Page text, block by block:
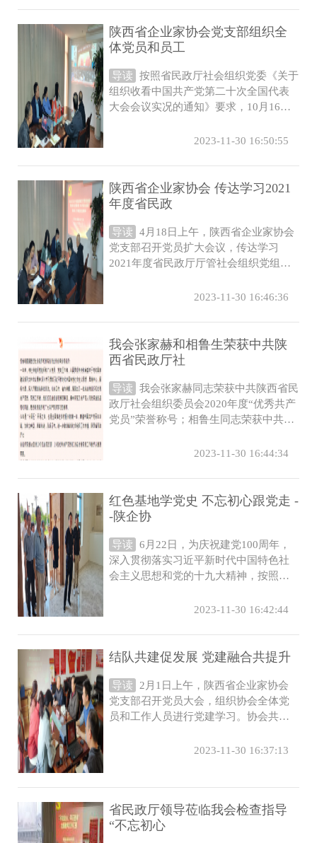
陕西省企业家协会党支部组织全
体党员和员工
导读
按照省民政厅社会组织党委《关于
组织收看中国共产党第二十次全国代表
大会会议实况的通知》要求，10月16日
2023-11-30 16:50:55
陕西省企业家协会 传达学习2021
年度省民政
导读
4月18日上午，陕西省企业家协会
党支部召开党员扩大会议，传达学习
2021年度省民政厅厅管社会组织党组织
2023-11-30 16:46:36
我会张家赫和相鲁生荣获中共陕
西省民政厅社
导读
我会张家赫同志荣获中共陕西省民
政厅社会组织委员会2020年度“优秀共产
党员”荣誉称号；相鲁生同志荣获中共陕
2023-11-30 16:44:34
红色基地学党史 不忘初心跟党走 -
-陕企协
导读
6月22日，为庆祝建党100周年，
深入贯彻落实习近平新时代中国特色社
会主义思想和党的十九大精神，按照省
2023-11-30 16:42:44
结队共建促发展 党建融合共提升
导读
2月1日上午，陕西省企业家协会
党支部召开党员大会，组织协会全体党
员和工作人员进行党建学习。协会共建
2023-11-30 16:37:13
省民政厅领导莅临我会检查指导
“不忘初心